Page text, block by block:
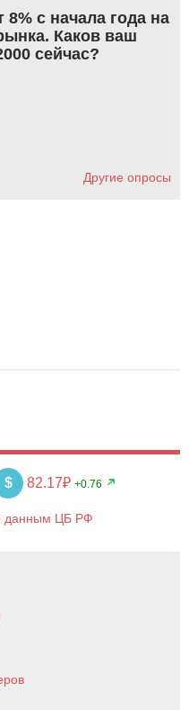
с начала года на
Каков ваш
сейчас?
Другие опросы
$ 82.17₽ +0.76
данным ЦБ РФ